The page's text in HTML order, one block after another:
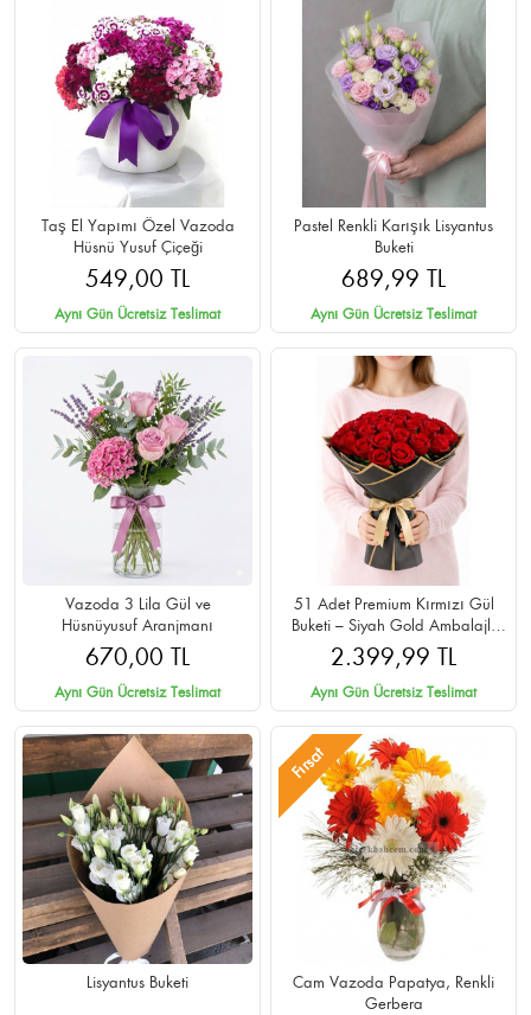
Taş El Yapımı Özel Vazoda
Hüsnü Yusuf Çiçeği
549,00 TL
Aynı Gün Ücretsiz Teslimat
Pastel Renkli Karışık Lisyantus
Buketi
689,99 TL
Aynı Gün Ücretsiz Teslimat
Vazoda 3 Lila Gül ve
Hüsnüyusuf Aranjmanı
670,00 TL
Aynı Gün Ücretsiz Teslimat
51 Adet Premium Kırmızı Gül
Buketi – Siyah Gold Ambalajlı
Cipsolu
2.399,99 TL
Aynı Gün Ücretsiz Teslimat
Lisyantus Buketi
Fırsat
Cam Vazoda Papatya, Renkli
Gerbera